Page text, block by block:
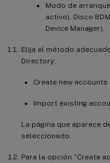
Modo de
activo). Disco
Device Manager).
Elija el método
Directory:
Create new accounts
Import existing
La página que aparece
seleccionado.
Para la opción “Create